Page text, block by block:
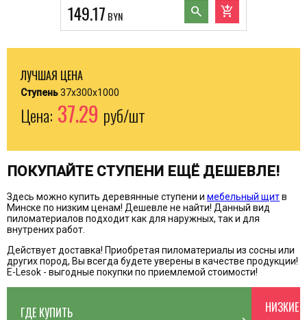
149.17 BYN search add_shopping_cart
ЛУЧШАЯ ЦЕНА
Ступень37x300x1000
Цена: 37.29 руб/шт
ПОКУПАЙТЕ СТУПЕНИ ЕЩЁ ДЕШЕВЛЕ!
Здесь можно купить деревянные ступени и мебельный щитв
Минске по низким ценам! Дешевле не найти! Данный вид
пиломатериалов подходит как для наружных, так и для
внутрених работ.
Действует доставка! Приобретая пиломатериалы из сосны или
других пород, Вы всегда будете уверены в качестве продукции!
E-Lesok - выгодные покупки по приемлемой стоимости!
ГДЕ КУПИТЬ НИЗКИЕ